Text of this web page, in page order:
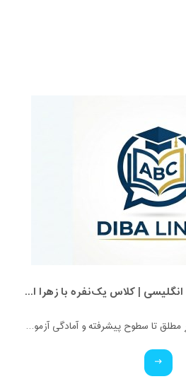
رزرو استاد خصوصی زبان انگلیسی | کلاس یک‌نفره با زهرا اسفندیاری + مشاوره رایگان
پوشش تمامی سطوح: از صفرِ مطلق تا سطوح پیشرفته و آمادگی آزمون‌ها. ✅ ویژه تمامی پایه‌ها: کلاس‌های اختصاصی برای کودکان، نوجوانان و بزرگسالان. ✅ بستر آموزشی حرفه‌ای: برگزاری کلاس‌ها در محیط تعاملی اسکای‌روم (Skyroom) و بیگ‌بلو‌باتن (BBB) (بدون نیاز به نصب برنامه و با محیطی کاملاً فارسی و ساده). ✅ تضمین کیفیت: مدرس دوره، کارشناس آموزش زبان انگلیسی و متخصص متدهای نوین تدریس. ✅ قیمت استثنایی: هدف ما عدالت آموزشیه، پس با کمترین هزینه، بهترین کیفیت رو تجربه کنید!